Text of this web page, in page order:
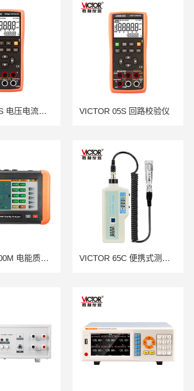
VICTOR 04S 电压电流信号发生器 VICTOR 05S 回路校验仪
VICTOR 5000M 电能质量分析仪（2025新品） VICTOR 65C 便携式测振仪